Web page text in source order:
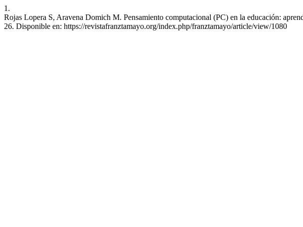
1.
Rojas Lopera S, Aravena Domich M. Pensamiento computacional (PC) en la educación:
26. Disponible en: https://revistafranztamayo.org/index.php/franztamayo/article/view/1080